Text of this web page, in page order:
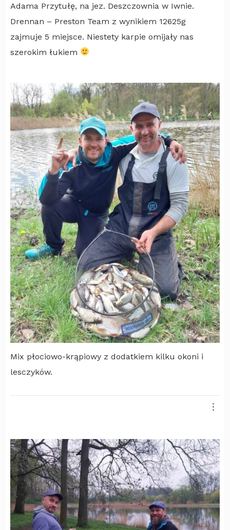
Adama Przytułę, na jez. Deszczownia w Iwnie.
Drennan – Preston Team z wynikiem 12625g
zajmuje 5 miejsce. Niestety karpie omijały nas
szerokim łukiem
Mix płociowo-krąpiowy z dodatkiem kilku okoni i
lesczyków.